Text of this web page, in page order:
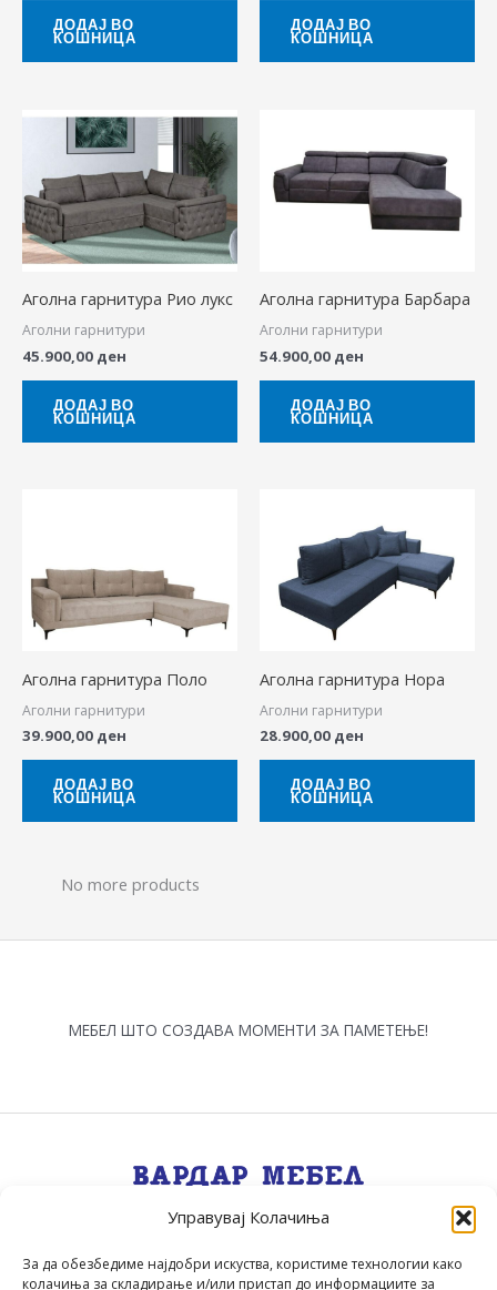
Управувај Колачиња
За да обезбедиме најдобри искуства, користиме технологии како
колачиња за складирање и/или пристап до информациите за
ДОДАЈ ВО
КОШНИЦА
ДОДАЈ ВО
КОШНИЦА
Аголна гарнитура Рио лукс
Аголни гарнитури
45.900,00 ден
ДОДАЈ ВО
КОШНИЦА
Аголна гарнитура Барбара
Аголни гарнитури
54.900,00 ден
ДОДАЈ ВО
КОШНИЦА
Аголна гарнитура Поло
Аголни гарнитури
39.900,00 ден
ДОДАЈ ВО
КОШНИЦА
Аголна гарнитура Нора
Аголни гарнитури
28.900,00 ден
ДОДАЈ ВО
КОШНИЦА
No more products
МЕБЕЛ ШТО СОЗДАВА МОМЕНТИ ЗА ПАМЕТЕЊЕ!
Квалитет, Стил, Селекција, Сервис.